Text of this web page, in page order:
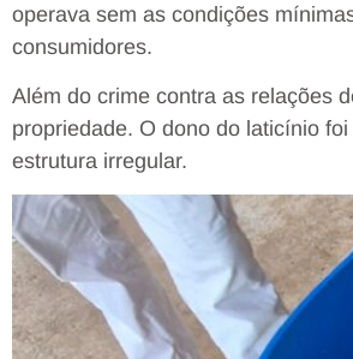
operava sem as condições
consumidores.
Além do crime contra as relações
propriedade. O dono do laticínio
estrutura irregular.